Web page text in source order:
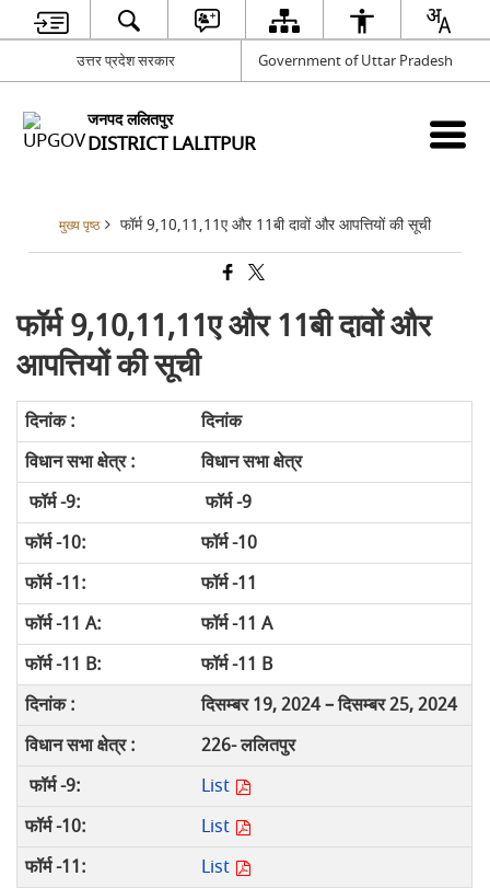
उत्तर प्रदेश सरकार Government of Uttar Pradesh
जनपद ललितपुर
DISTRICT LALITPUR
मुख्य पृष्ठ फॉर्म 9,10,11,11ए और 11बी दावों और आपत्तियों की सूची
फॉर्म 9,10,11,11ए और 11बी दावों और
आपत्तियों की सूची
दिनांक
विधान सभा क्षेत्र
फॉर्म -9
फॉर्म -10
फॉर्म -11
फॉर्म -11 A
फॉर्म -11 B
दिसम्बर 19, 2024 – दिसम्बर 25, 2024
226- ललितपुर
List
List
List